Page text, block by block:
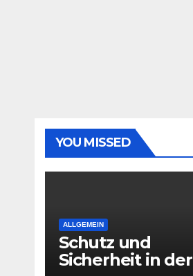
YOU MISSED
ALLGEMEIN
Schutz und
Sicherheit in der